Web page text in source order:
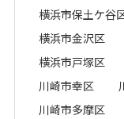
横浜市保土ケ谷
横浜市金沢区
横浜市戸塚区
川崎市幸区
川崎市多摩区